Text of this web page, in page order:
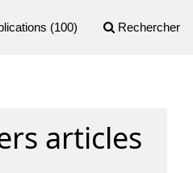
(100) Rechercher
articles